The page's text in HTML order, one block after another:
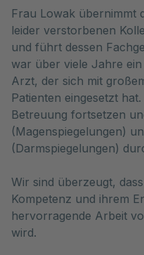
Frau Lowak übernimmt
leider verstorbenen
und führt dessen
war über viele Jahre
Arzt, der sich mit
Patienten eingesetzt
Betreuung fortsetzen
(Magenspiegelungen)
(Darmspiegelungen)
Wir sind überzeugt,
Kompetenz und ihrem
hervorragende Arbeit
wird.